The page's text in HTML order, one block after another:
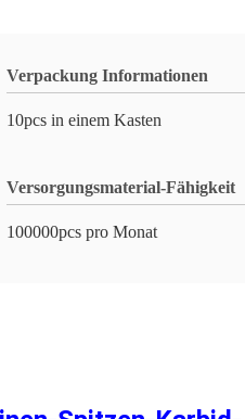
Verpackung Informationen
10pcs in einem Kasten
Versorgungsmaterial-Fähigkeit
100000pcs pro Monat